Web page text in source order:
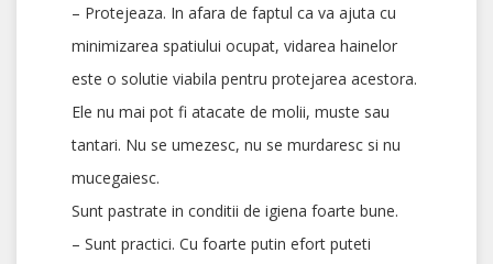
– Protejeaza. In afara de faptul ca va ajuta cu
minimizarea spatiului ocupat, vidarea hainelor
este o solutie viabila pentru protejarea acestora.
Ele nu mai pot fi atacate de molii, muste sau
tantari. Nu se umezesc, nu se murdaresc si nu
mucegaiesc.
Sunt pastrate in conditii de igiena foarte bune.
– Sunt practici. Cu foarte putin efort puteti